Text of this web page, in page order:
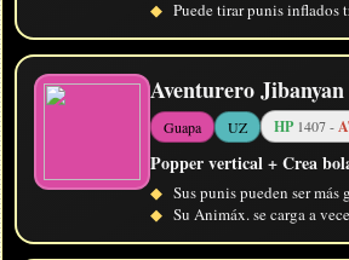
◆ Puede tirar punis inflados
Aventurero Jibanyan
Guapa UZ HP1407 -
Popper vertical + Crea
◆ Sus punis pueden ser
◆ Su Animáx. se carga a